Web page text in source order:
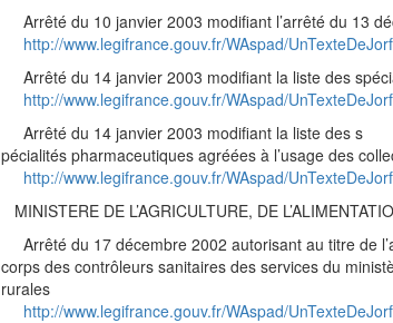
Arrêté du 10 janvier 2003 modifiant l’arrêté du 13
http://www.legifrance.gouv.fr/WAspad/
Arrêté du 14 janvier 2003 modifiant la liste des
http://www.legifrance.gouv.fr/WAspad/
Arrêté du 14 janvier 2003 modifiant la liste des s
pécialités pharmaceutiques agréées à l’usage des
http://www.legifrance.gouv.fr/WAspad/
MINISTERE DE L’AGRICULTURE, DE
Arrêté du 17 décembre 2002 autorisant au titre de
corps des contrôleurs sanitaires des services du
rurales
http://www.legifrance.gouv.fr/WAspad/